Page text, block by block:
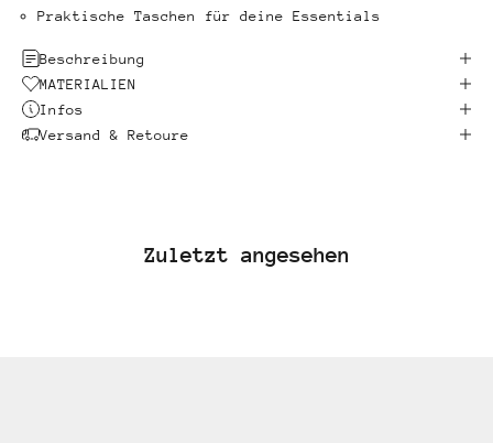
Praktische Taschen für deine Essentials
Beschreibung
MATERIALIEN
Infos
Versand & Retoure
Zuletzt angesehen